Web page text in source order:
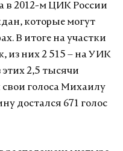
в 2012-м ЦИК России
которые могут
В итоге на участки
из них 2 515 – на УИК
2,5 тысячи
свои голоса Михаилу
достался 671 голос